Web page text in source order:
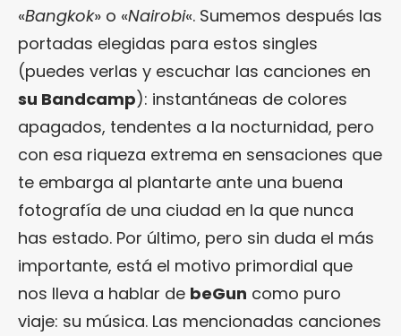
«Bangkok» o «Nairobi«. Sumemos después las
portadas elegidas para estos singles
(puedes verlas y escuchar las canciones en
su Bandcamp): instantáneas de colores
apagados, tendentes a la nocturnidad, pero
con esa riqueza extrema en sensaciones que
te embarga al plantarte ante una buena
fotografía de una ciudad en la que nunca
has estado. Por último, pero sin duda el más
importante, está el motivo primordial que
nos lleva a hablar de beGun como puro
viaje: su música. Las mencionadas canciones